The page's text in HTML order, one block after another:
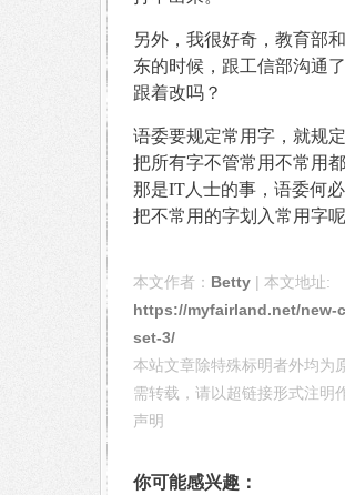
另外，我很好奇，教育部
东的时候，跟工信部沟通
跟着改吗？
语委要规定常用字，就规
把所有字不管常用不常用
那是IT人士的事，语委何
把不常用的字划入常用字
本文作者： Betty | 本文地址:
https://myfairland.net/new-
set-3/
本站文章除特殊标明者外均为
需转载，请以超链接形式注明
声明
你可能感兴趣：